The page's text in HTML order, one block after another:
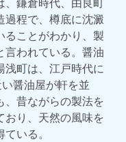
過程で、樽底に沈澱
ることがわかり、製
言われている。醤油
浅町は、江戸時代に
醤油屋が軒を並
、昔ながらの製法を
おり、天然の風味を
いる。